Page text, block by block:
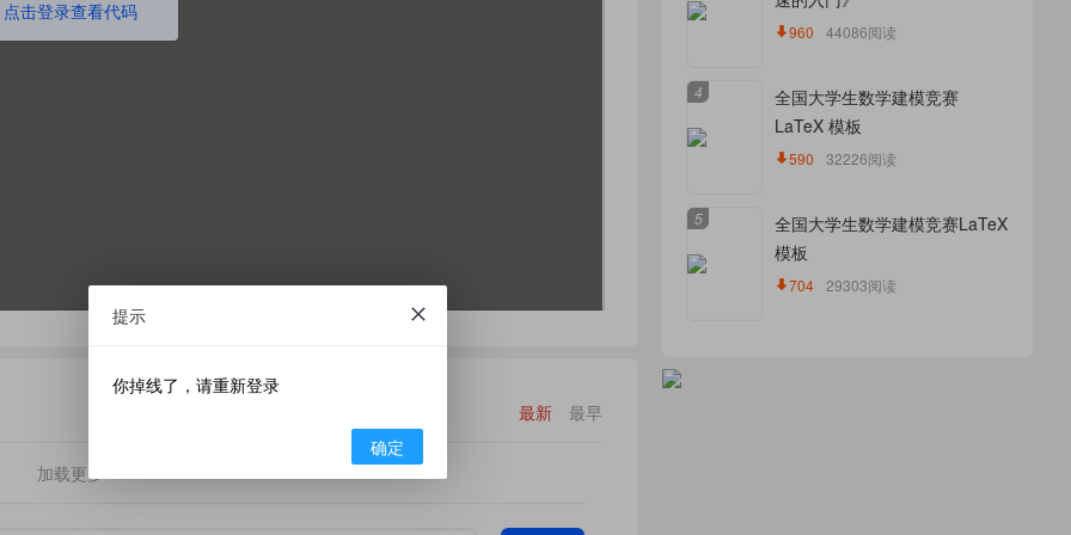
点击登录查看代码
最新 最早
加载更多
960 44086阅读
4
全国大学生数学建模竞赛
LaTeX 模板
590 32226阅读
5
全国大学生数学建模竞赛LaTeX
模板
704 29303阅读
提示
你掉线了，请重新登录
确定